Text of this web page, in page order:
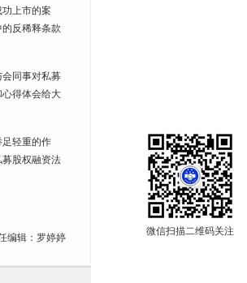
上市的案
反稀释条款
同事对私募
得体会给大
轻重的作
股权融资法
编辑：罗婷婷
微信扫描二维码关注